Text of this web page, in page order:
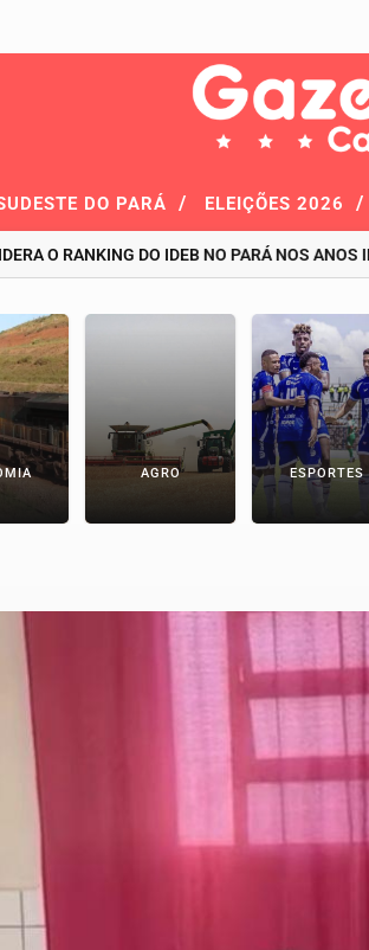
DO PARÁ / ELEIÇÕES 2026 /
DO IDEB NO PARÁ NOS ANOS INICIAIS
AGRO ESPORTES